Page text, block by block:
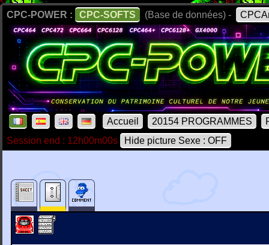
CPC-POWER : CPC-SOFTS (Base de données) -
Accueil 20154 PROGRAMMES
Session end : 12h00m00s
Hide picture Sexe : OFF